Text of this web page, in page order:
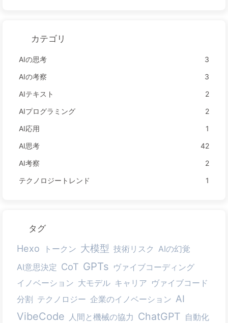
的瓶颈从开发时间、人力资源和技术难点转移到了数
カテゴリ
AIの思考
3
AIの考察
3
AIテキスト
2
AIプログラミング
2
AI応用
1
AI思考
42
AI考察
2
テクノロジートレンド
1
タグ
Hexo トークン 大模型 技術リスク AIの幻覚
AI意思決定 CoT GPTs ヴァイブコーディング
イノベーション 大モデル キャリア ヴァイブコード
分割 テクノロジー 企業のイノベーション AI
VibeCode 人間と機械の協力 ChatGPT 自動化